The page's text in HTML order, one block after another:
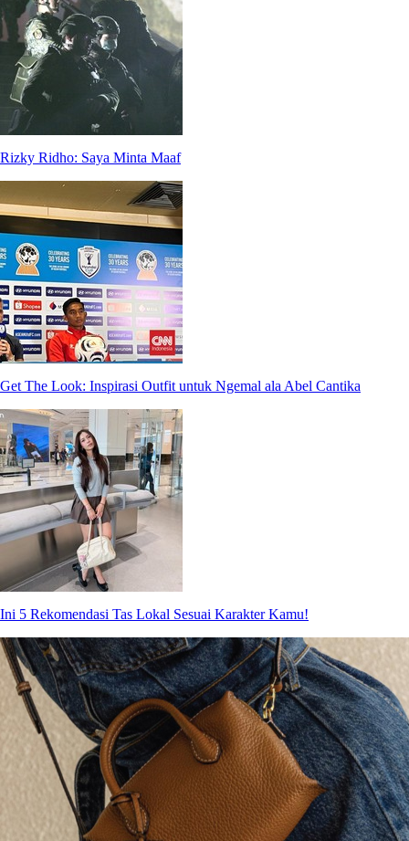
Rizky Ridho: Saya Minta Maaf
Get The Look: Inspirasi Outfit untuk Ngemal ala Abel Cantika
Ini 5 Rekomendasi Tas Lokal Sesuai Karakter Kamu!